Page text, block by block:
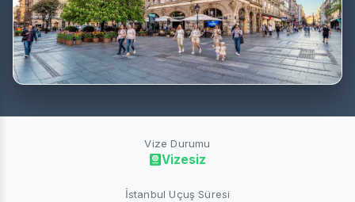
Vize Durumu
Vizesiz
İstanbul Uçuş Süresi